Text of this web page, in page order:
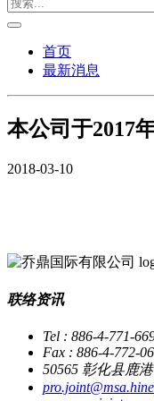
首页
最新消息
本公司于2017
2018-03-10
联络资讯
Tel : 886-4-771-
Fax : 886-4-772-
50565 彰化县鹿